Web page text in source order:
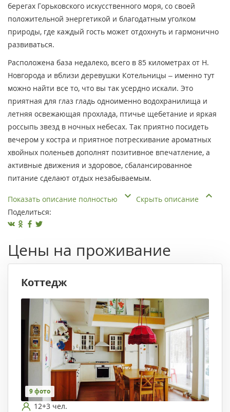
берегах Горьковского искусственного моря, со своей
положительной энергетикой и благодатным уголком
природы, где каждый гость может отдохнуть и гармонично
развиваться.
Расположена база недалеко, всего в 85 километрах от Н.
Новгорода и вблизи деревушки Котельницы – именно тут
можно найти все то, что вы так усердно искали. Это
приятная для глаз гладь одноименно водохранилища и
летняя освежающая прохлада, птичье щебетание и яркая
россыпь звезд в ночных небесах. Так приятно посидеть
вечером у костра и приятное потрескивание ароматных
хвойных поленьев дополнят позитивное впечатление, а
активные движения и здоровое, сбалансированное
питание сделают отдых незабываемым.
Показать описание полностью
Скрыть описание
Поделиться:
Цены на проживание
Коттедж
9 фото
12+3 чел.